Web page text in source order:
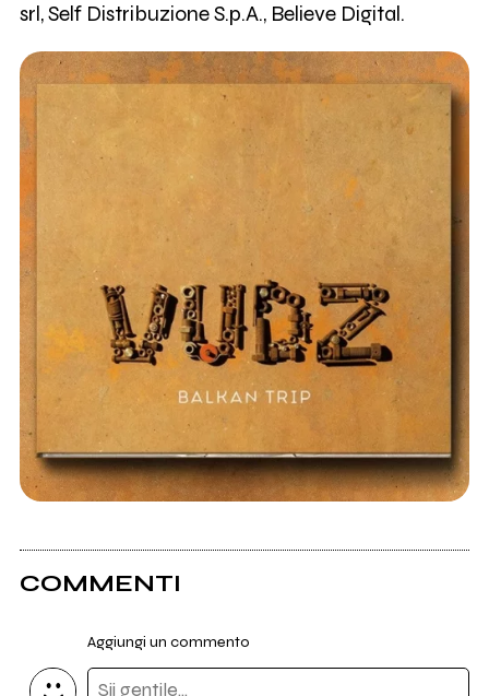
srl, Self Distribuzione S.p.A., Believe Digital.
COMMENTI
Aggiungi un commento